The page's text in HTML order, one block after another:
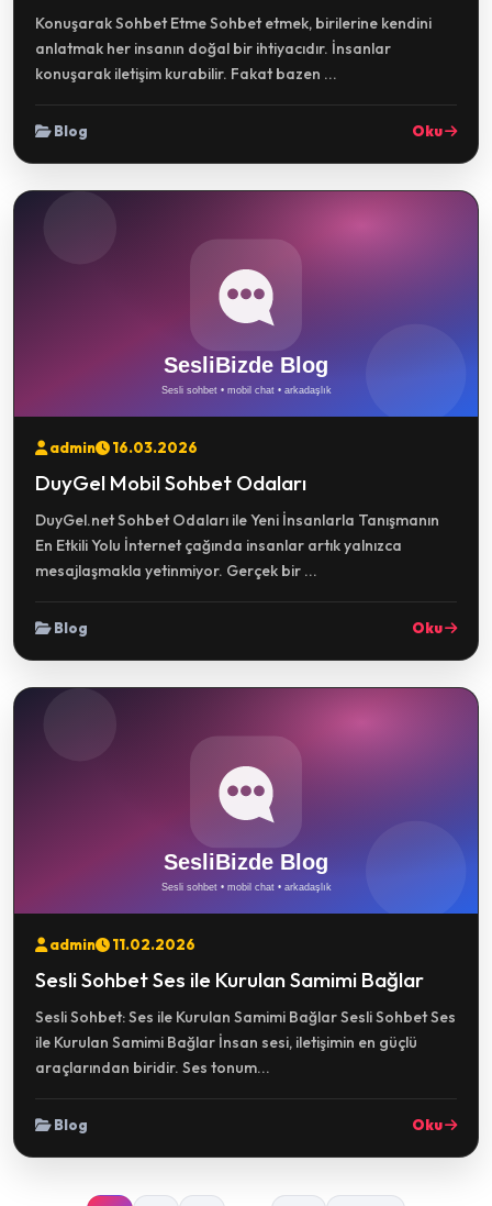
Konuşarak Sohbet Etme Sohbet etmek, birilerine kendini
anlatmak her insanın doğal bir ihtiyacıdır. İnsanlar
konuşarak iletişim kurabilir. Fakat bazen ...
Blog Oku
admin 16.03.2026
DuyGel Mobil Sohbet Odaları
DuyGel.net Sohbet Odaları ile Yeni İnsanlarla Tanışmanın
En Etkili Yolu İnternet çağında insanlar artık yalnızca
mesajlaşmakla yetinmiyor. Gerçek bir ...
Blog Oku
admin 11.02.2026
Sesli Sohbet Ses ile Kurulan Samimi Bağlar
Sesli Sohbet: Ses ile Kurulan Samimi Bağlar Sesli Sohbet Ses
ile Kurulan Samimi Bağlar İnsan sesi, iletişimin en güçlü
araçlarından biridir. Ses tonum...
Blog Oku